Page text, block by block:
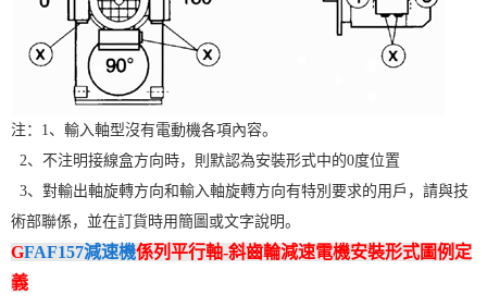
注：1、輸入軸型沒有電動機各項內容。
2、不注明接線盒方向時，則默認為安裝形式中的0度位置
3、對輸出軸旋轉方向和輸入軸旋轉方向有特別要求的用戶，請與技
術部聯係，並在訂貨時用簡圖或文字說明。
GFAF157減速機係列平行軸-斜齒輪減速電機安裝形式圖例定
義